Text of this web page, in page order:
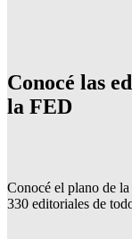
Conocé las
la FED
Conocé el plano de
330 editoriales de